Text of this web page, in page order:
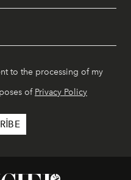
to the processing of my
of Privacy Policy